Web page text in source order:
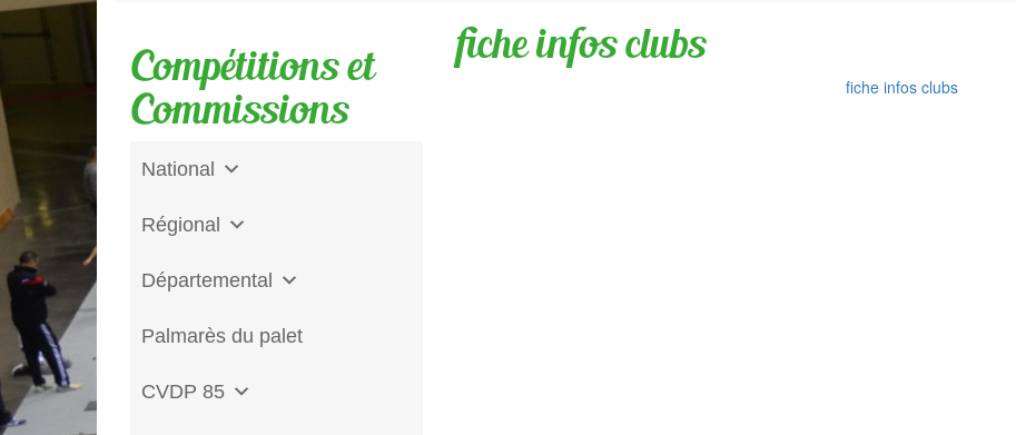
Compétitions et
Commissions
National
Régional
Départemental
Palmarès du palet
CVDP 85
fiche infos clubs
fiche infos clubs